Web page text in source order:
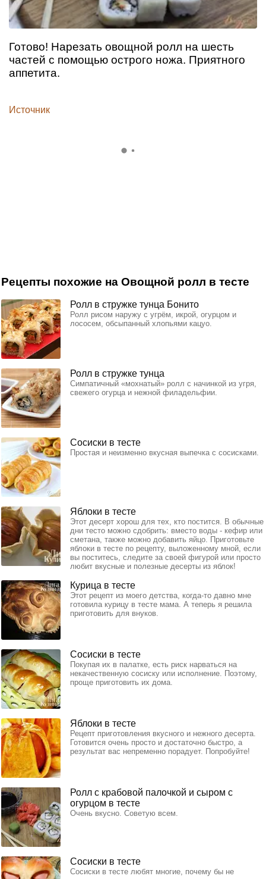
Готово! Нарезать овощной ролл на шесть
частей с помощью острого ножа. Приятного
аппетита.
Источник
Рецепты похожие на Овощной ролл в тесте
Ролл в стружке тунца Бонито
Ролл рисом наружу с угрём, икрой, огурцом и
лососем, обсыпанный хлопьями кацуо.
Ролл в стружке тунца
Симпатичный «мохнатый» ролл с начинкой из угря,
свежего огурца и нежной филадельфии.
Сосиски в тесте
Простая и неизменно вкусная выпечка с сосисками.
Яблоки в тесте
Этот десерт хорош для тех, кто постится. В обычные
дни тесто можно сдобрить: вместо воды - кефир или
сметана, также можно добавить яйцо. Приготовьте
яблоки в тесте по рецепту, выложенному мной, если
вы поститесь, следите за своей фигурой или просто
любит вкусные и полезные десерты из яблок!
Курица в тесте
Этот рецепт из моего детства, когда-то давно мне
готовила курицу в тесте мама. А теперь я решила
приготовить для внуков.
Сосиски в тесте
Покупая их в палатке, есть риск нарваться на
некачественную сосиску или исполнение. Поэтому,
проще приготовить их дома.
Яблоки в тесте
Рецепт приготовления вкусного и нежного десерта.
Готовится очень просто и достаточно быстро, а
результат вас непременно порадует. Попробуйте!
Ролл с крабовой палочкой и сыром с
огурцом в тесте
Очень вкусно. Советую всем.
Сосиски в тесте
Сосиски в тесте любят многие, почему бы не